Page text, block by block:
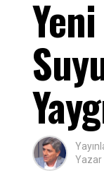
Yazar